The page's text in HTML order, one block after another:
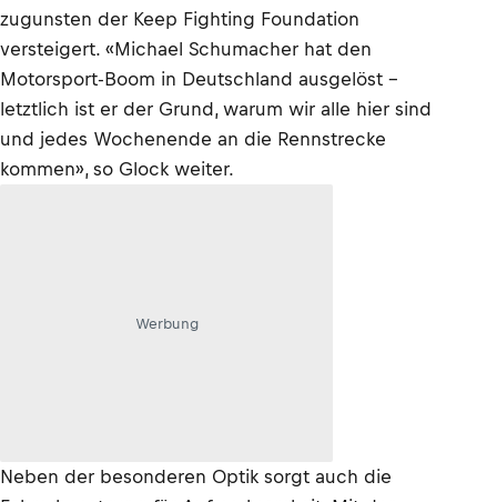
zugunsten der Keep Fighting Foundation
versteigert. «Michael Schumacher hat den
Motorsport-Boom in Deutschland ausgelöst –
letztlich ist er der Grund, warum wir alle hier sind
und jedes Wochenende an die Rennstrecke
kommen», so Glock weiter.
Werbung
Neben der besonderen Optik sorgt auch die